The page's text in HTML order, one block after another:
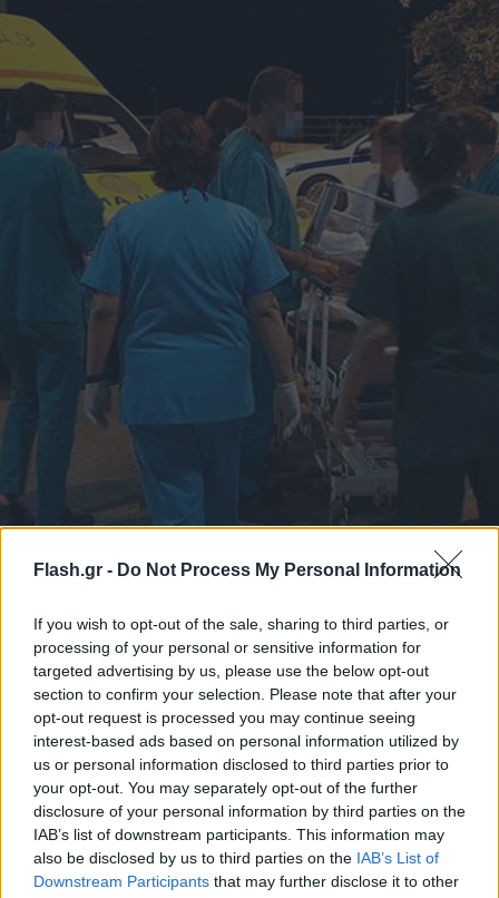
Flash.gr - Do Not Process My Personal Information
If you wish to opt-out of the sale, sharing to third parties, or
processing of your personal or sensitive information for
targeted advertising by us, please use the below opt-out
section to confirm your selection. Please note that after your
opt-out request is processed you may continue seeing
interest-based ads based on personal information utilized by
us or personal information disclosed to third parties prior to
your opt-out. You may separately opt-out of the further
disclosure of your personal information by third parties on the
IAB’s list of downstream participants. This information may
also be disclosed by us to third parties on the IAB’s List of
Downstream Participants that may further disclose it to other